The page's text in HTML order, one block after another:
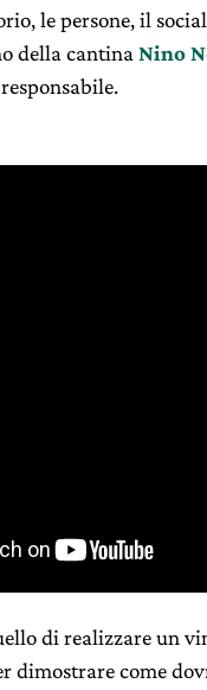
le persone, il
della cantina Nino
di realizzare un
dimostrare come